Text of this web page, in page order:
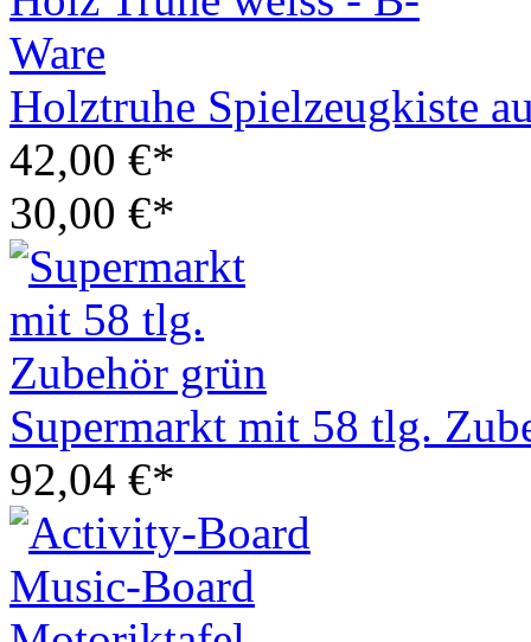
Holztruhe Spielzeugkiste
42,00 €*
30,00 €*
Supermarkt mit 58 tlg.
92,04 €*